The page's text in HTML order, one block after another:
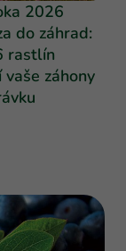
2026
do záhrad:
rastlín
záhony